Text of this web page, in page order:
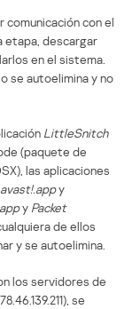
con el
etapa, descargar
en el sistema.
se autoelimina y no
LittleSnitch
(paquete de
las aplicaciones
y
y Packet
de ellos
y se autoelimina.
los servidores de
se